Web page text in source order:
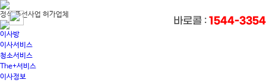
정식 주선사업 허가업체
이사방
이사서비스
청소서비스
The+서비스
이사정보
바로콜 : 1544-3354